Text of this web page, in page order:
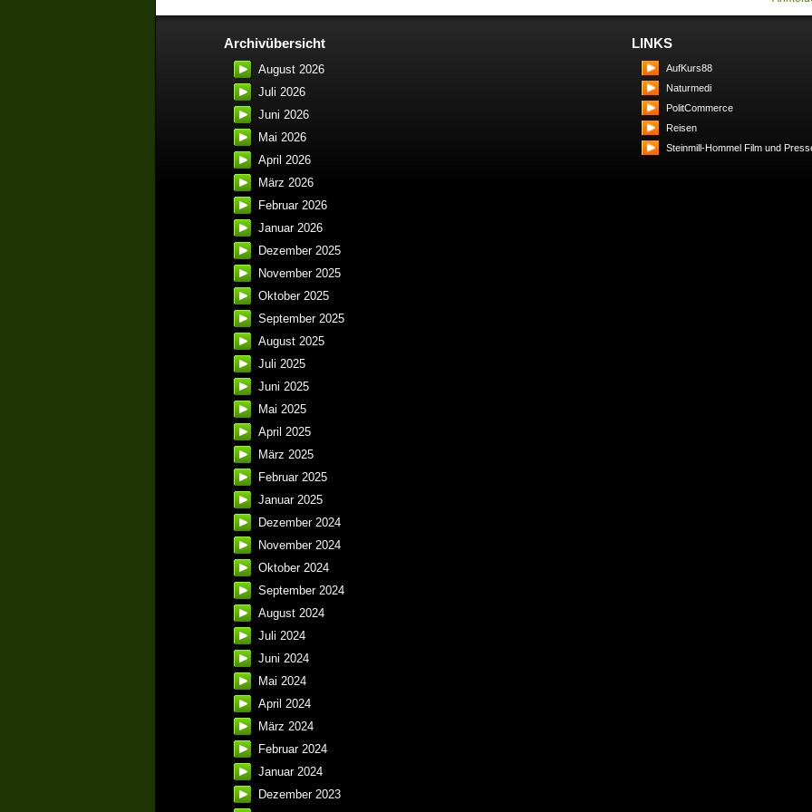
Archivübersicht
August 2026
Juli 2026
Juni 2026
Mai 2026
April 2026
März 2026
Februar 2026
Januar 2026
Dezember 2025
November 2025
Oktober 2025
September 2025
August 2025
Juli 2025
Juni 2025
Mai 2025
April 2025
März 2025
Februar 2025
Januar 2025
Dezember 2024
November 2024
Oktober 2024
September 2024
August 2024
Juli 2024
Juni 2024
Mai 2024
April 2024
März 2024
Februar 2024
Januar 2024
Dezember 2023
LINKS
AufKurs88
Naturmedi
PolitCommerce
Reisen
Steinmill-Hommel Film und